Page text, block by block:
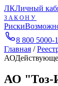
ЛКЛичный
ЗАКОНУ
Риски
8 800 5000-
Главная /
АО
АО "Тоз-